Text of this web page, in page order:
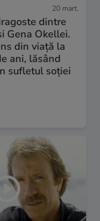
20 mart.
dintre
Gena Okellei.
din viață la
ani, lăsând
sufletul soției